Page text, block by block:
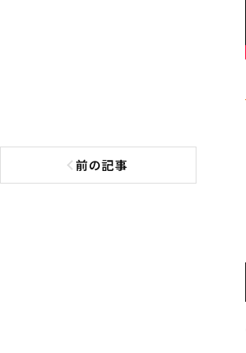
前の記事
前の記事へ